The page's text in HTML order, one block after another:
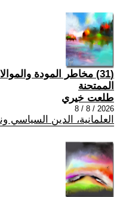
(31) مخاطر المودة
الممتحنة
طلعت خيري
2026 / 8 / 8
العلمانية، الدين السياسي